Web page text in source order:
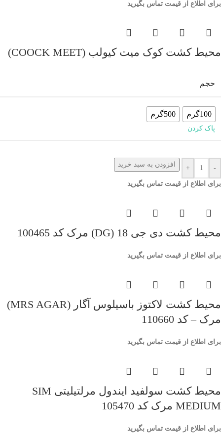
برای اطلاع از قیمت تماس بگیرید
محیط کشت کوک میت کیولب (COOCK MEET)
حجم
100گرم 500گرم
پاک کردن
-
+ افزودن به سبد خرید
برای اطلاع از قیمت تماس بگیرید
محیط کشت دی جی 18 (DG) مرک کد 100465
برای اطلاع از قیمت تماس بگیرید
محیط کشت لاکتوز باسیلوس آگار (MRS AGAR)
مرک – کد 110660
برای اطلاع از قیمت تماس بگیرید
محیط کشت سولفید ایندول مرلتیلیتی SIM
MEDIUM مرک کد 105470
برای اطلاع از قیمت تماس بگیرید